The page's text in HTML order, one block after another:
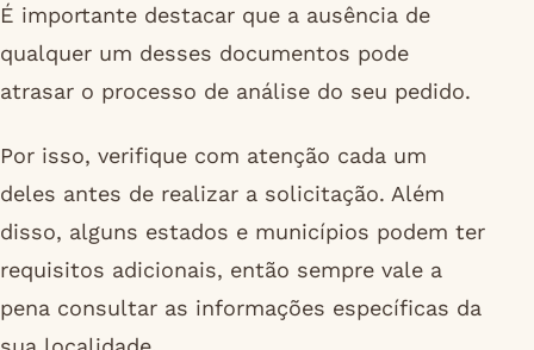
É importante destacar que a ausência de
qualquer um desses documentos pode
atrasar o processo de análise do seu pedido.
Por isso, verifique com atenção cada um
deles antes de realizar a solicitação. Além
disso, alguns estados e municípios podem ter
requisitos adicionais, então sempre vale a
pena consultar as informações específicas da